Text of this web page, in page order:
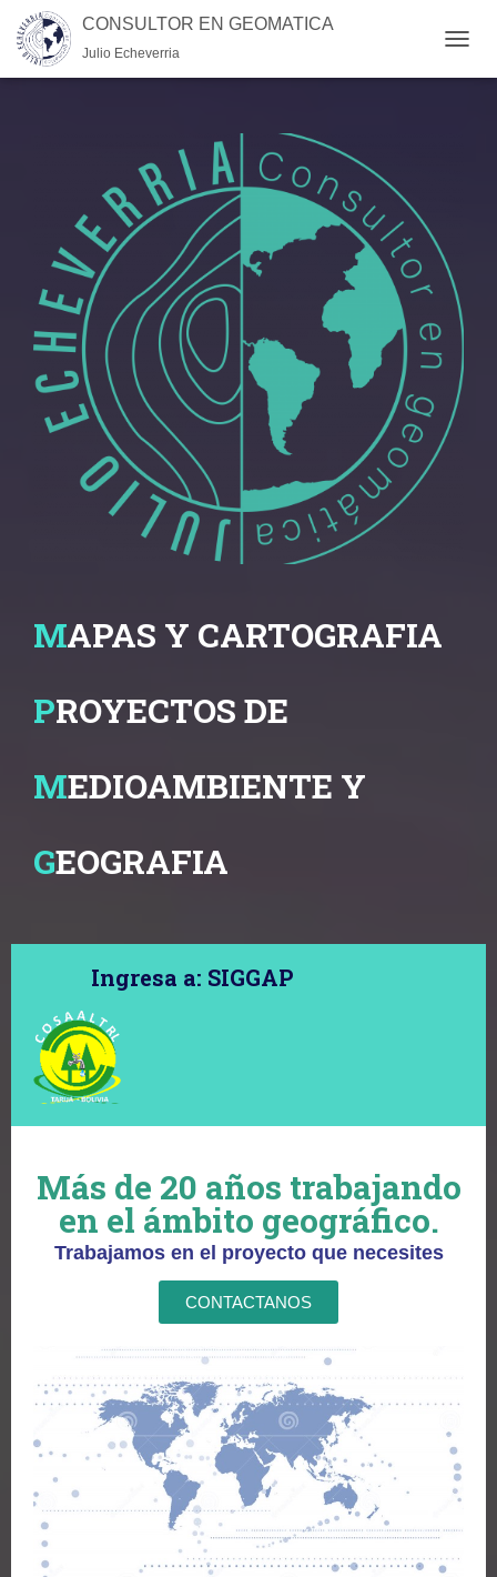
CONSULTOR EN GEOMATICA
Julio Echeverria
MAPAS Y CARTOGRAFIA
PROYECTOS DE
MEDIOAMBIENTE Y
GEOGRAFIA
Ingresa a: SIGGAP
Más de 20 años trabajando
en el ámbito geográfico.
Trabajamos en el proyecto que necesites
CONTACTANOS